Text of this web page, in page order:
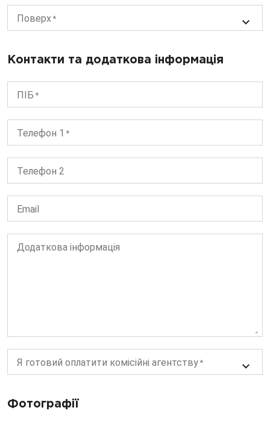
Поверх
Контакти та додаткова інформація
ПІБ
Телефон 1
Телефон 2
Email
Додаткова інформація
Я готовий оплатити комісійні агентству
Фотографії